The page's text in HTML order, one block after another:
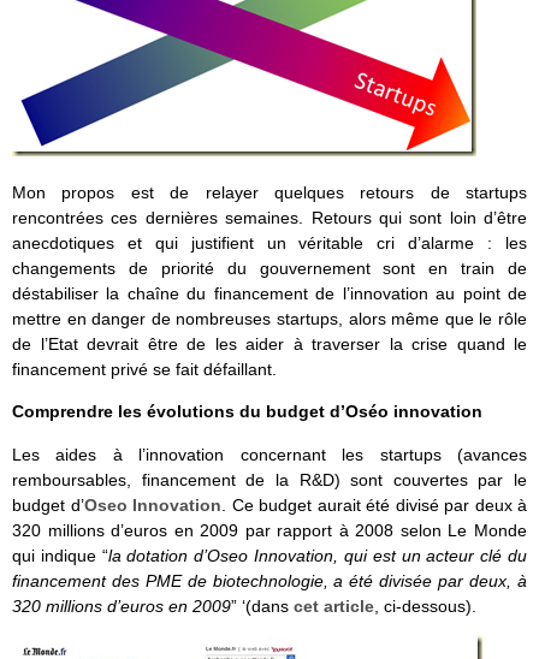
Mon propos est de relayer quelques retours de startups
rencontrées ces dernières semaines. Retours qui sont loin d’être
anecdotiques et qui justifient un véritable cri d’alarme : les
changements de priorité du gouvernement sont en train de
déstabiliser la chaîne du financement de l’innovation au point de
mettre en danger de nombreuses startups, alors même que le rôle
de l’Etat devrait être de les aider à traverser la crise quand le
financement privé se fait défaillant.
Comprendre les évolutions du budget d’Oséo innovation
Les aides à l’innovation concernant les startups (avances
remboursables, financement de la R&D) sont couvertes par le
budget d’Oseo Innovation . Ce budget aurait été divisé par deux à
320 millions d’euros en 2009 par rapport à 2008 selon Le Monde
qui indique “la dotation d’Oseo Innovation, qui est un acteur clé du
financement des PME de biotechnologie, a été divisée par deux, à
320 millions d’euros en 2009” ‘(dans cet article , ci-dessous).